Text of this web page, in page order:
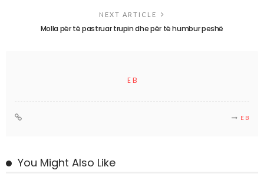
NEXT ARTICLE
Molla për të pastruar trupin dhe për të humbur peshë
E B
E B
You Might Also Like